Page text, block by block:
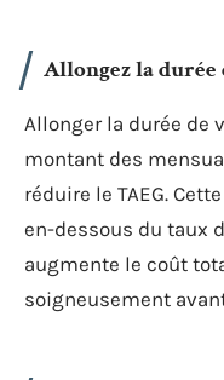
Allongez la
Allonger la durée de
montant des
réduire le TAEG.
en-dessous du taux
augmente le coût
soigneusement